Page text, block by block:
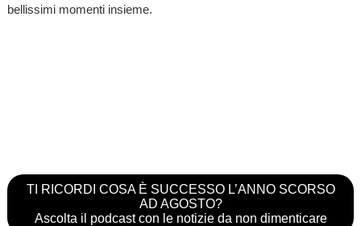
bellissimi momenti insieme.
TI RICORDI COSA È SUCCESSO L’ANNO SCORSO
AD AGOSTO?
Ascolta il podcast con le notizie da non dimenticare